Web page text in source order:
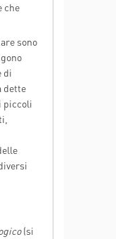
che
sono
di
dette
piccoli
(si